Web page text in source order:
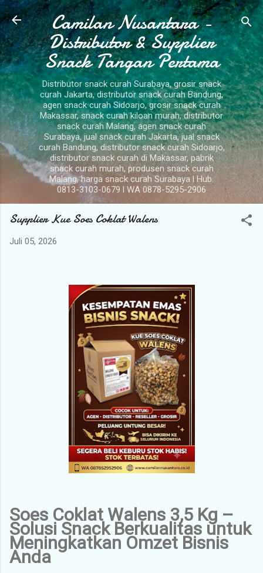
Langsung ke konten utama
Camilan Nusantara -
Distributor & Supplier
Snack Tangan Pertama
Distributor snack curah Surabaya, grosir snack
curah Jakarta, distributor snack curah Bandung,
agen snack curah Sidoarjo, grosir snack curah
Makassar, snack curah kiloan murah, distributor
snack curah Malang, agen snack curah
Surabaya, jual snack curah Jakarta, jual snack
curah Bandung, distributor snack curah Sidoarjo,
distributor snack curah di Makassar, pabrik
snack curah murah, produsen snack curah
Malang, harga snack curah Surabaya l Hub.
0813-3103-0679 l WA 0878-5295-2906
Supplier Kue Soes Coklat Walens
Juli 05, 2026
Soes Coklat Walens 3,5 Kg –
Solusi Snack Berkualitas untuk
Meningkatkan Omzet Bisnis
Anda